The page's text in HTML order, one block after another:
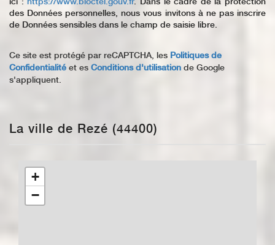
des Données personnelles, nous vous invitons à ne pas inscrire
de Données sensibles dans le champ de saisie libre.
Ce site est protégé par reCAPTCHA, les Politiques de
Confidentialité et es Conditions d'utilisation de Google
s'appliquent.
La ville de Rezé (44400)
+
−